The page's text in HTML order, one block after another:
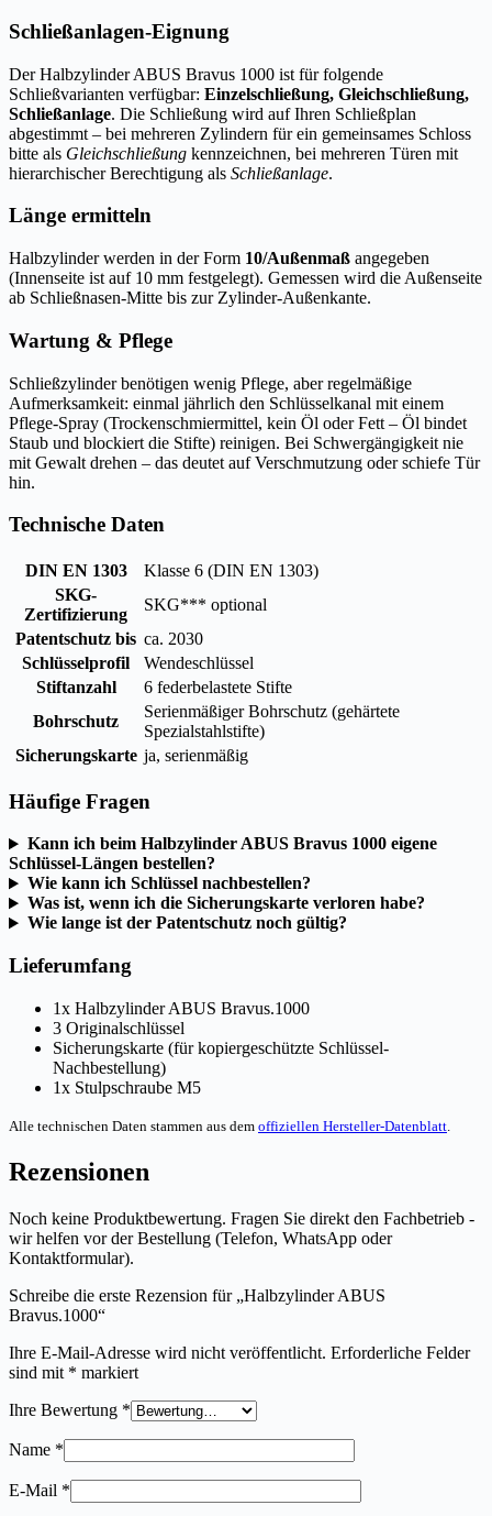
Schließanlagen-Eignung
Der Halbzylinder ABUS Bravus 1000 ist für folgende
Schließvarianten verfügbar: Einzelschließung, Gleichschließung,
Schließanlage. Die Schließung wird auf Ihren Schließplan
abgestimmt – bei mehreren Zylindern für ein gemeinsames Schloss
bitte als Gleichschließung kennzeichnen, bei mehreren Türen mit
hierarchischer Berechtigung als Schließanlage.
Länge ermitteln
Halbzylinder werden in der Form 10/Außenmaß angegeben
(Innenseite ist auf 10 mm festgelegt). Gemessen wird die Außenseite
ab Schließnasen-Mitte bis zur Zylinder-Außenkante.
Wartung & Pflege
Schließzylinder benötigen wenig Pflege, aber regelmäßige
Aufmerksamkeit: einmal jährlich den Schlüsselkanal mit einem
Pflege-Spray (Trockenschmiermittel, kein Öl oder Fett – Öl bindet
Staub und blockiert die Stifte) reinigen. Bei Schwergängigkeit nie
mit Gewalt drehen – das deutet auf Verschmutzung oder schiefe Tür
hin.
Technische Daten
DIN EN 1303
Klasse 6 (DIN EN 1303)
SKG-
Zertifizierung
SKG*** optional
Patentschutz bis ca. 2030
Schlüsselprofil
Wendeschlüssel
Stiftanzahl
6 federbelastete Stifte
Bohrschutz
Serienmäßiger Bohrschutz (gehärtete
Spezialstahlstifte)
Sicherungskarte ja, serienmäßig
Häufige Fragen
Kann ich beim Halbzylinder ABUS Bravus 1000 eigene
Schlüssel-Längen bestellen?
Wie kann ich Schlüssel nachbestellen?
Was ist, wenn ich die Sicherungskarte verloren habe?
Wie lange ist der Patentschutz noch gültig?
Lieferumfang
1x Halbzylinder ABUS Bravus.1000
3 Originalschlüssel
Sicherungskarte (für kopiergeschützte Schlüssel-
Nachbestellung)
1x Stulpschraube M5
Alle technischen Daten stammen aus dem offiziellen Hersteller-Datenblatt
Rezensionen
Noch keine Produktbewertung. Fragen Sie direkt den Fachbetrieb -
wir helfen vor der Bestellung (Telefon, WhatsApp oder
Kontaktformular).
Schreibe die erste Rezension für „Halbzylinder ABUS
Bravus.1000“
Ihre E-Mail-Adresse wird nicht veröffentlicht. Erforderliche Felder
sind mit * markiert
Ihre Bewertung *
Name *
E-Mail *